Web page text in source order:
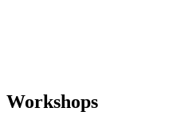
Workshops